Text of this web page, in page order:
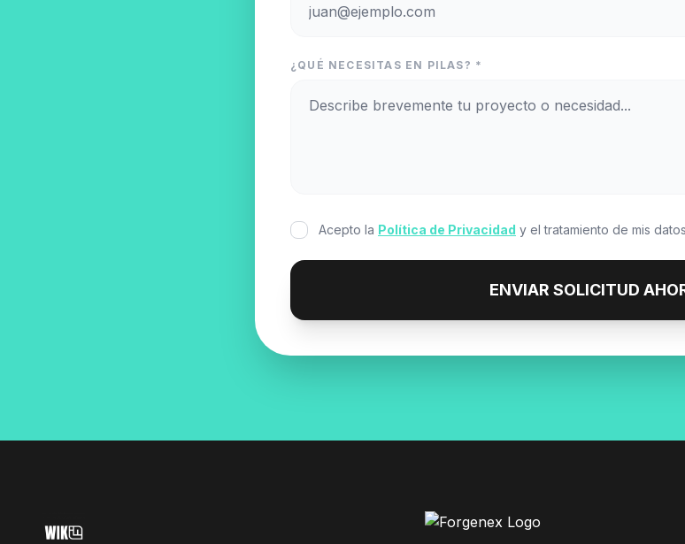
¿QUÉ NECESITAS EN PILAS? *
Acepto la Política de Privacidad y el tratamiento de mis
ENVIAR SOLICITUD